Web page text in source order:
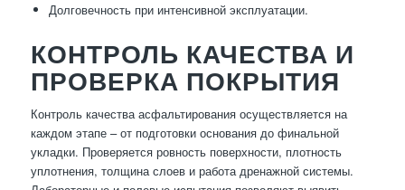
Долговечность при интенсивной эксплуатации.
КОНТРОЛЬ КАЧЕСТВА И
ПРОВЕРКА ПОКРЫТИЯ
Контроль качества асфальтирования осуществляется на
каждом этапе – от подготовки основания до финальной
укладки. Проверяется ровность поверхности, плотность
уплотнения, толщина слоев и работа дренажной системы.